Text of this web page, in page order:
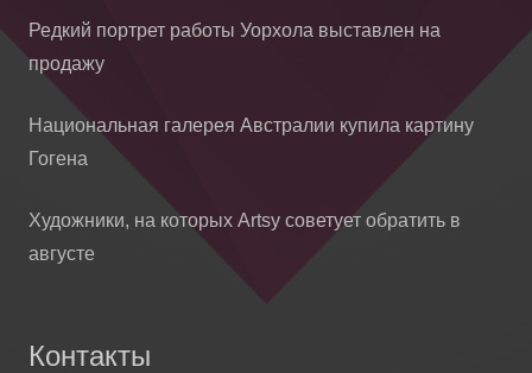
Редкий портрет работы Уорхола выставлен на
продажу
Национальная галерея Австралии купила картину
Гогена
Художники, на которых Artsy советует обратить в
августе
Контакты